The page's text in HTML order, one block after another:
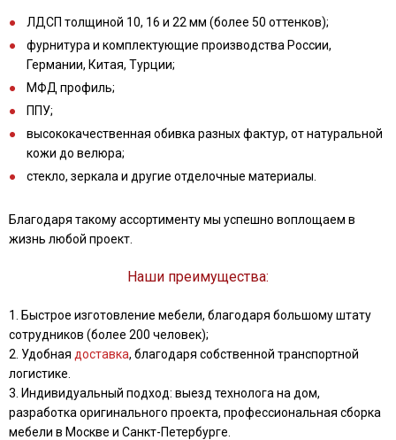
ЛДСП толщиной 10, 16 и 22 мм (более 50 оттенков);
фурнитура и комплектующие производства России,
Германии, Китая, Турции;
МФД профиль;
ППУ;
высококачественная обивка разных фактур, от натуральной
кожи до велюра;
стекло, зеркала и другие отделочные материалы.
Благодаря такому ассортименту мы успешно воплощаем в
жизнь любой проект.
Наши преимущества:
1. Быстрое изготовление мебели, благодаря большому штату
сотрудников (более 200 человек);
2. Удобная доставка, благодаря собственной транспортной
логистике.
3. Индивидуальный подход: выезд технолога на дом,
разработка оригинального проекта, профессиональная сборка
мебели в Москве и Санкт-Петербурге.